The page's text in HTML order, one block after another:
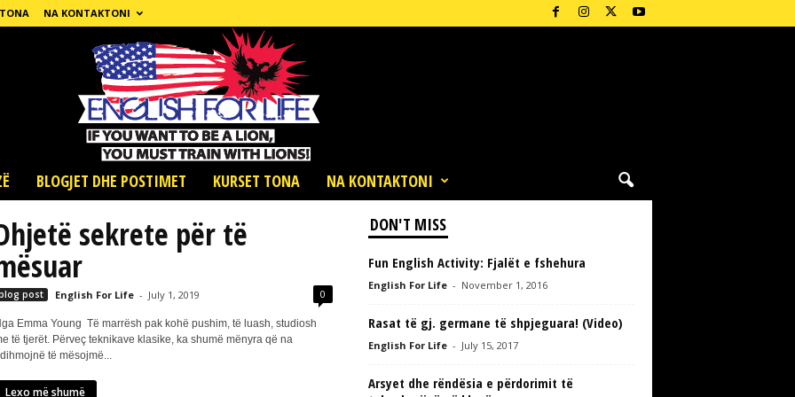
NA KONTAKTONI
BLOGJET DHE POSTIMET KURSET TONA NA KONTAKTONI
sekrete për të
post English For Life - July 1, 2019 0
Emma Young Të marrësh pak kohë pushim, të luash, studiosh
të tjerët. Përveç teknikave klasike, ka shumë mënyra që na
të mësojmë...
Lexo më shumë
DON'T MISS
Fun English Activity: Fjalët e fshehura
English For Life - November 1, 2016
Rasat të gj. germane të shpjeguara! (Video)
English For Life - July 15, 2017
Arsyet dhe rëndësia e përdorimit të